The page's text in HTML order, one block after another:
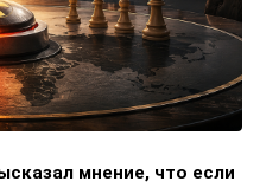
мнение, что если